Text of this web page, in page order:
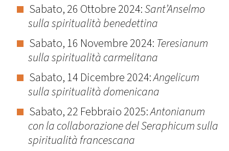
Sabato, 26 Ottobre 2024:Sant’Anselmo
sulla spiritualità benedettina
Sabato, 16 Novembre 2024: Teresianum
sulla spiritualità carmelitana
Sabato, 14 Dicembre 2024:Angelicum
sulla spiritualità domenicana
Sabato, 22 Febbraio 2025:Antonianum
con la collaborazione del Seraphicum sulla
spiritualità francescana